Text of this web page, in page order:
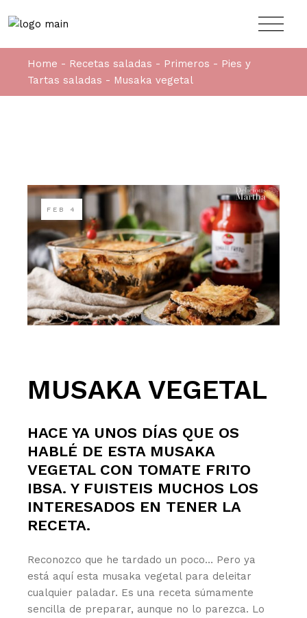
Home Recetas saladas Primeros
Pies y
Tartas saladas
Musaka vegetal
FEB 4
MUSAKA VEGETAL
HACE YA UNOS DÍAS QUE OS
HABLÉ DE ESTA MUSAKA
VEGETAL CON TOMATE FRITO
IBSA. Y FUISTEIS MUCHOS LOS
INTERESADOS EN TENER LA
RECETA.
Reconozco que he tardado un poco… Pero ya
está aquí esta musaka vegetal para deleitar
cualquier paladar. Es una receta súmamente
sencilla de preparar, aunque no lo parezca. Lo